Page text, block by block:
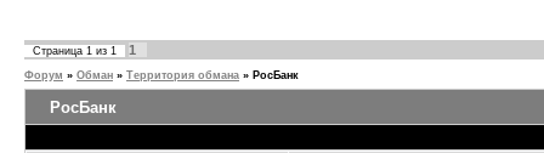
Страница 1 из 1 1
Форум » Обман » Территория обмана » РосБанк
РосБанк